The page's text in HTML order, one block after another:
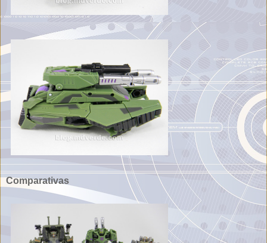
Comparativas